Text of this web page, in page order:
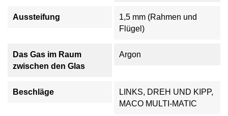
Aussteifung
1,5 mm (Rahmen und
Flügel)
Das Gas im Raum
zwischen den Glas
Argon
Beschläge
LINKS, DREH UND KIPP,
MACO MULTI-MATIC